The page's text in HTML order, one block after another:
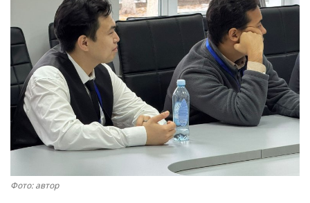
СПЕЦПРОЕКТЫ
СПОРТ
Чек-лист
РАЗВЛЕЧЕНИЯ
OFFICIAL
Курултай
Фото: автор